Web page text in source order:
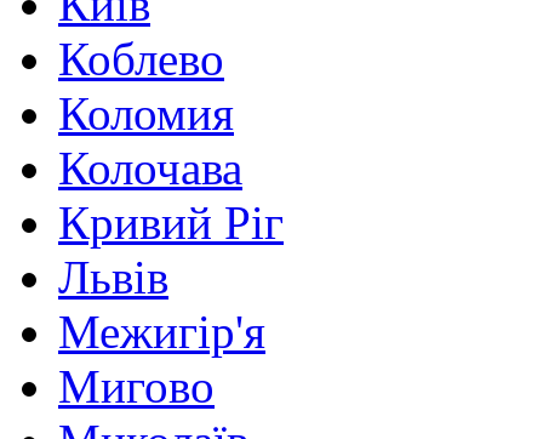
Коблево
Коломия
Колочава
Кривий Ріг
Львів
Межигір'я
Мигово